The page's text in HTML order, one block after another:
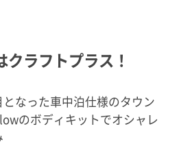
クラフトプラス！
なった車中泊仕様のタウン
のボディキットでオシャレ